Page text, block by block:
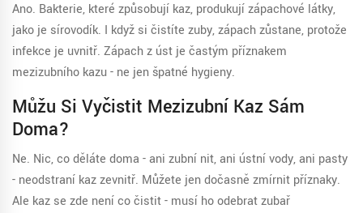
Ano. Bakterie, které způsobují kaz, produkují zápachové látky,
jako je sírovodík. I když si čistíte zuby, zápach zůstane, protože
infekce je uvnitř. Zápach z úst je častým příznakem
mezizubního kazu - ne jen špatné hygieny.
Můžu Si Vyčistit Mezizubní Kaz Sám
Doma?
Ne. Nic, co děláte doma - ani zubní nit, ani ústní vody, ani pasty
- neodstraní kaz zevnitř. Můžete jen dočasně zmírnit příznaky.
Ale kaz se zde není co čistit - musí ho odebrat zubař